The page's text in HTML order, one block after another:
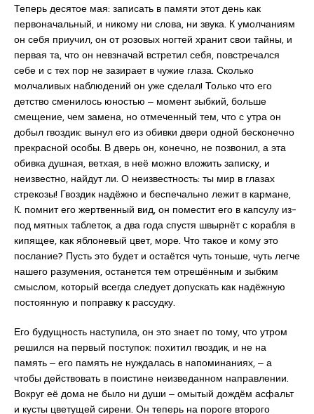
Теперь десятое мая: записать в памяти этот день как
первоначальный, и никому ни слова, ни звука. К умолчаниям
он себя приучил, он от розовых ногтей хранит свои тайны, и
первая та, что он невзначай встретил себя, повстречался
себе и с тех пор не зазирает в чужие глаза. Сколько
молчаливых наблюдений он уже сделал! Только что его
детство сменилось юностью ‒ момент зыбкий, больше
смещение, чем замена, но отмеченный тем, что с утра он
добыл гвоздик: вынул его из обивки двери одной бесконечно
прекрасной особы. В дверь он, конечно, не позвонил, а эта
обивка душная, ветхая, в неё можно вложить записку, и
неизвестно, найдут ли. О неизвестность: ты мир в глазах
стрекозы! Гвоздик надёжно и беспечально лежит в кармане,
К. помнит его жертвенный вид, он поместит его в капсулу из-
под мятных таблеток, а два года спустя швырнёт с корабля в
кипящее, как яблоневый цвет, море. Что такое и кому это
послание? Пусть это будет и остаётся чуть тоньше, чуть легче
нашего разумения, останется тем отрешённым и зыбким
смыслом, который всегда следует допускать как надёжную
постоянную и поправку к рассудку.
Его будущность наступила, он это знает по тому, что утром
решился на первый поступок: похитил гвоздик, и не на
память ‒ его память не нуждалась в напоминаниях, ‒ а
чтобы действовать в поистине неизведанном направлении.
Вокруг её дома не было ни души ‒ омытый дождём асфальт
и кусты цветущей сирени. Он теперь на пороге второго